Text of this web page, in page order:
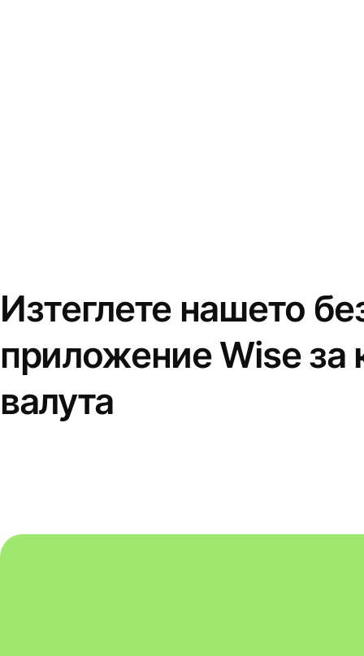
Изтеглете нашето
приложение Wise за
валута